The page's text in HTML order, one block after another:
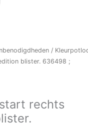
/
blister. 636498 ;
rechts